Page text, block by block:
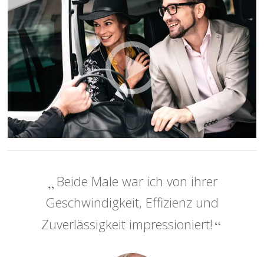
Beide Male war ich von ihrer
Geschwindigkeit, Effizienz und
Zuverlässigkeit impressioniert!